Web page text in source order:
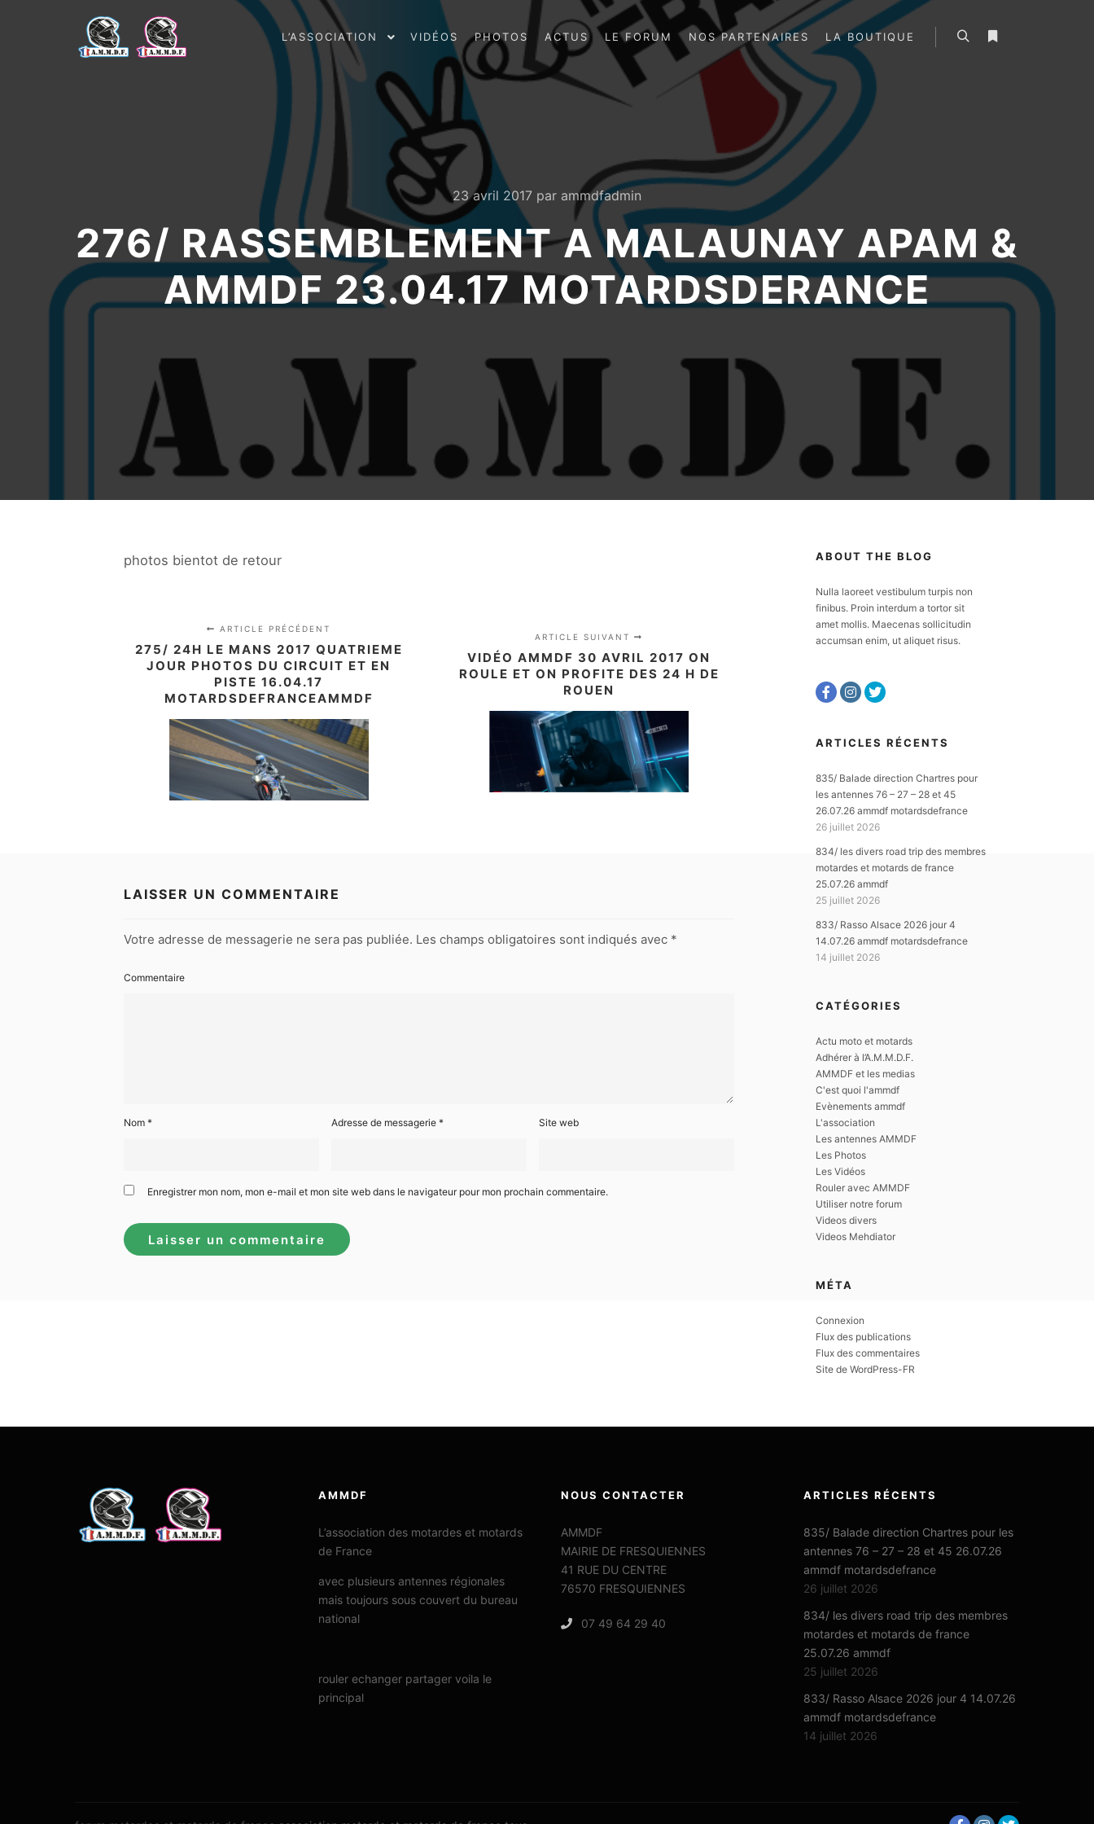
L’ASSOCIATION VIDÉOS PHOTOS ACTUS LE FORUM NOS PARTENAIRES LA BOUTIQUE
23 avril 2017 par ammdfadmin
276/ RASSEMBLEMENT A MALAUNAY APAM &
AMMDF 23.04.17 MOTARDSDERANCE
photos bientot de retour
ARTICLE PRÉCÉDENT
275/ 24H LE MANS 2017 QUATRIEME
JOUR PHOTOS DU CIRCUIT ET EN
PISTE 16.04.17
MOTARDSDEFRANCEAMMDF
ARTICLE SUIVANT
VIDÉO AMMDF 30 AVRIL 2017 ON
ROULE ET ON PROFITE DES 24 H DE
ROUEN
LAISSER UN COMMENTAIRE
Votre adresse de messagerie ne sera pas publiée. Les champs obligatoires sont indiqués avec *
Commentaire
Nom * Adresse de messagerie * Site web
Enregistrer mon nom, mon e-mail et mon site web dans le navigateur pour mon prochain commentaire.
ABOUT THE BLOG
Nulla laoreet vestibulum turpis non
finibus. Proin interdum a tortor sit
amet mollis. Maecenas sollicitudin
accumsan enim, ut aliquet risus.
ARTICLES RÉCENTS
835/ Balade direction Chartres pour
les antennes 76 – 27 – 28 et 45
26.07.26 ammdf motardsdefrance
26 juillet 2026
834/ les divers road trip des membres
motardes et motards de france
25.07.26 ammdf
25 juillet 2026
833/ Rasso Alsace 2026 jour 4
14.07.26 ammdf motardsdefrance
14 juillet 2026
CATÉGORIES
Actu moto et motards
Adhérer à l’A.M.M.D.F.
AMMDF et les medias
C'est quoi l'ammdf
Evènements ammdf
L'association
Les antennes AMMDF
Les Photos
Les Vidéos
Rouler avec AMMDF
Utiliser notre forum
Videos divers
Videos Mehdiator
MÉTA
Connexion
Flux des publications
Flux des commentaires
Site de WordPress-FR
AMMDF
L’association des motardes et motards
de France
avec plusieurs antennes régionales
mais toujours sous couvert du bureau
national
rouler echanger partager voila le
principal
NOUS CONTACTER
AMMDF
MAIRIE DE FRESQUIENNES
41 RUE DU CENTRE
76570 FRESQUIENNES
07 49 64 29 40
ARTICLES RÉCENTS
835/ Balade direction Chartres pour les
antennes 76 – 27 – 28 et 45 26.07.26
ammdf motardsdefrance
26 juillet 2026
834/ les divers road trip des membres
motardes et motards de france
25.07.26 ammdf
25 juillet 2026
833/ Rasso Alsace 2026 jour 4 14.07.26
ammdf motardsdefrance
14 juillet 2026